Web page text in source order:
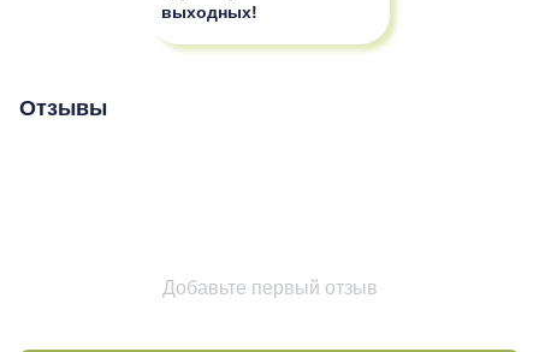
выходных!
Отзывы
Добавьте первый отзыв